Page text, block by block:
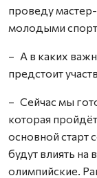
проведу
молодыми
– А в каких
предстоит
– Сейчас мы
которая
основной старт
будут влиять на
олимпийские.